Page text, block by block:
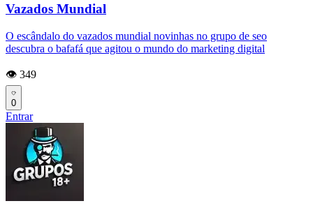
Vazados Mundial
O escândalo do vazados mundial novinhas no grupo de seo
descubra o bafafá que agitou o mundo do marketing digital
👁️ 349
0
Entrar